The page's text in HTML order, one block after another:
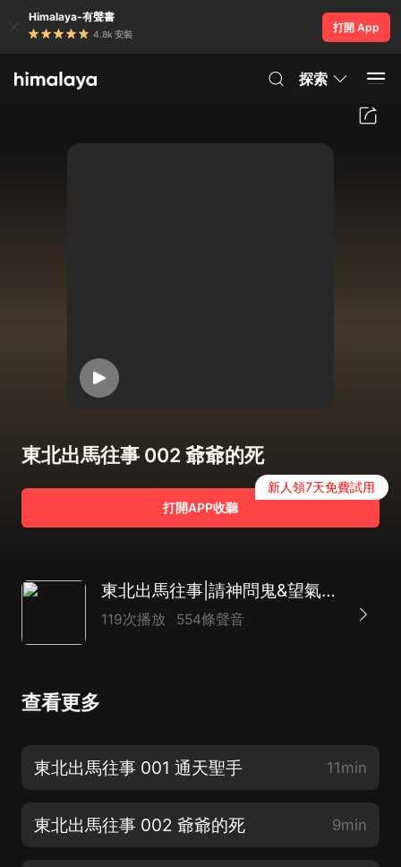
Himalaya-有聲書
4.8k 安裝
打開 App
探索
東北出馬往事 002 爺爺的死
打開APP收聽
新人領7天免費試用
東北出馬往事|請神問鬼&望氣秘法|尖兒領銜/監制|VIP精品多人有聲劇
119次播放 554條聲音
查看更多
東北出馬往事 001 通天聖手 11min
東北出馬往事 002 爺爺的死 9min